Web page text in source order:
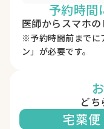
予約時間
医師からスマホ
※予約時間前までに
ン」が必要です。
どち
宅薬便